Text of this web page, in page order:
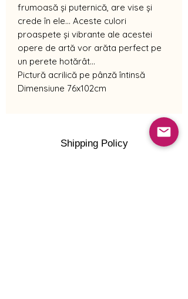
frumoasă și puternică, are vise și
crede în ele... Aceste culori
proaspete și vibrante ale acestei
opere de artă vor arăta perfect pe
un perete hotărât...
Pictură acrilică pe pânză întinsă
Dimensiune 76x102cm
Shipping Policy